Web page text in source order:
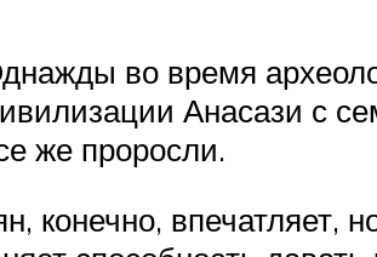
во время
Анасази с
же проросли.
конечно, впечатляет,